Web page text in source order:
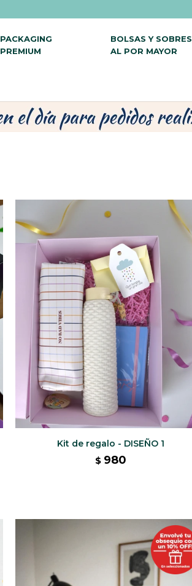
PACKAGING
PREMIUM
BOLSAS Y SOBRES
AL POR MAYOR
Kit de regalo - DISEÑO 1
$ 980